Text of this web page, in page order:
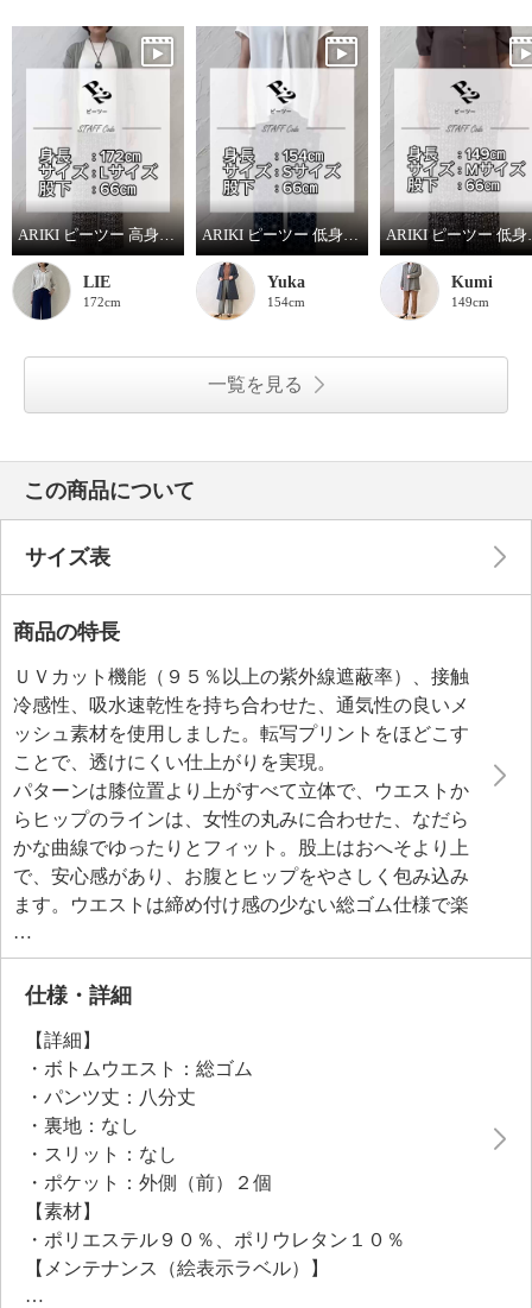
ARIKI ピーツー 高身長スタッフがはいてみました！
LIE
172cm
ARIKI ピーツー 低身長スタッフがはいてみました！
Yuka
154cm
ARIKI ピ
Kumi
149cm
一覧を見る
この商品について
サイズ表
商品の特長
ＵＶカット機能（９５％以上の紫外線遮蔽率）、接触
冷感性、吸水速乾性を持ち合わせた、通気性の良いメ
ッシュ素材を使用しました。転写プリントをほどこす
ことで、透けにくい仕上がりを実現。
パターンは膝位置より上がすべて立体で、ウエストか
らヒップのラインは、女性の丸みに合わせた、なだら
かな曲線でゆったりとフィット。股上はおへそより上
で、安心感があり、お腹とヒップをやさしく包み込み
ます。ウエストは締め付け感の少ない総ゴム仕様で楽
なのに、ゴムじわ、ダボつきのないスッキリとしたお
腹周りを演出します。
仕様・詳細
【詳細】
・ボトムウエスト：総ゴム
・パンツ丈：八分丈
・裏地：なし
・スリット：なし
・ポケット：外側（前）２個
【素材】
・ポリエステル９０％、ポリウレタン１０％
【メンテナンス（絵表示ラベル）】
・洗濯機：可